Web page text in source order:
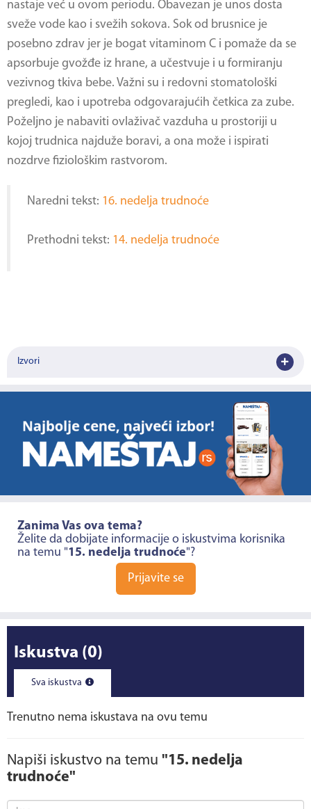
nastaje već u ovom periodu. Obavezan je unos dosta
sveže vode kao i svežih sokova. Sok od brusnice je
posebno zdrav jer je bogat vitaminom C i pomaže da se
apsorbuje gvožđe iz hrane, a učestvuje i u formiranju
vezivnog tkiva bebe. Važni su i redovni stomatološki
pregledi, kao i upotreba odgovarajućih četkica za zube.
Poželjno je nabaviti ovlaživač vazduha u prostoriji u
kojoj trudnica najduže boravi, a ona može i ispirati
nozdrve fiziološkim rastvorom.
Naredni tekst: 16. nedelja trudnoće
Prethodni tekst: 14. nedelja trudnoće
Izvori
Zanima Vas ova tema?
Želite da dobijate informacije o iskustvima korisnika
na temu "15. nedelja trudnoće"?
Prijavite se
Iskustva (0)
Sva iskustva
Trenutno nema iskustava na ovu temu
Napiši iskustvo na temu "15. nedelja
trudnoće"